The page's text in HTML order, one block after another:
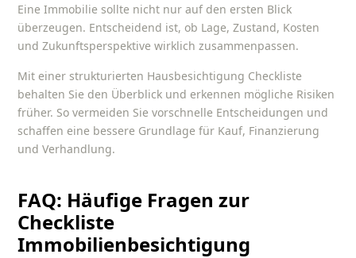
Eine Immobilie sollte nicht nur auf den ersten Blick
überzeugen. Entscheidend ist, ob Lage, Zustand, Kosten
und Zukunftsperspektive wirklich zusammenpassen.
Mit einer strukturierten Hausbesichtigung Checkliste
behalten Sie den Überblick und erkennen mögliche Risiken
früher. So vermeiden Sie vorschnelle Entscheidungen und
schaffen eine bessere Grundlage für Kauf, Finanzierung
und Verhandlung.
FAQ: Häufige Fragen zur
Checkliste
Immobilienbesichtigung